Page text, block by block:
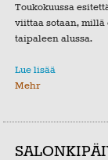
Toukokuussa
viittaa sotaan, millä
taipaleen alussa.
Lue lisää
Mehr